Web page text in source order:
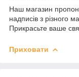
Наш магазин
надписів з різного
Прикрасьте ваше
Приховати